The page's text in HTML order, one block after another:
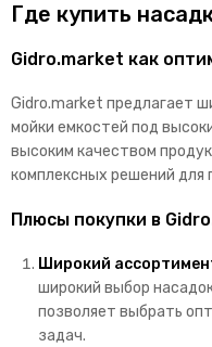
Где купить
Gidro.market как
Gidro.market предлагает
мойки емкостей под
высоким качеством
комплексных решений
Плюсы покупки в
Широкий
широкий выбор
позволяет выбрать
задач.